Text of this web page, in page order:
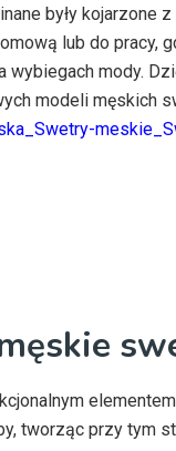
były kojarzone
lub do pracy,
wybiegach mody.
modeli męskich
tworząc przy tym